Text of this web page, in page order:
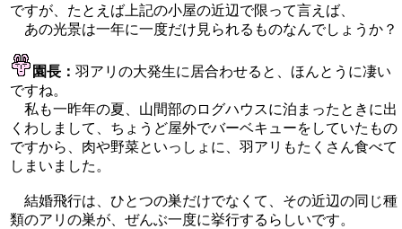
ですが、たとえば上記の小屋の近辺で限って言えば、
あの光景は一年に一度だけ見られるものなんでしょうか？
園長： 羽アリの大発生に居合わせると、ほんとうに凄い
ですね。
私も一昨年の夏、山間部のログハウスに泊まったときに出
くわしまして、ちょうど屋外でバーベキューをしていたもの
ですから、肉や野菜といっしょに、羽アリもたくさん食べて
しまいました。
結婚飛行は、ひとつの巣だけでなくて、その近辺の同じ種
類のアリの巣が、ぜんぶ一度に挙行するらしいです。